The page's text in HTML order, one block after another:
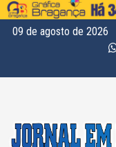
09 de agosto de 2026